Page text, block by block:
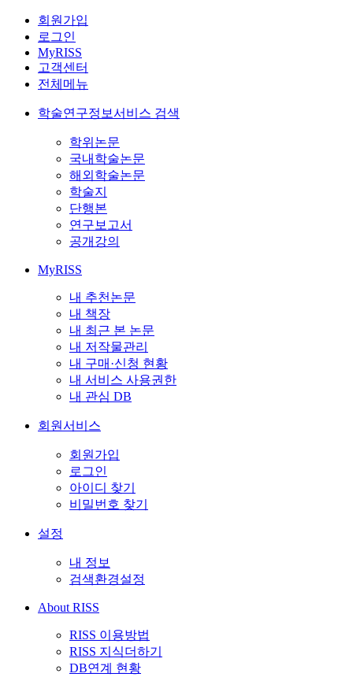
회원가입
로그인
MyRISS
고객센터
전체메뉴
학술연구정보서비스 검색
학위논문
국내학술논문
해외학술논문
학술지
단행본
연구보고서
공개강의
MyRISS
내 추천논문
내 책장
내 최근 본 논문
내 저작물관리
내 구매·신청 현황
내 서비스 사용권한
내 관심 DB
회원서비스
회원가입
로그인
아이디 찾기
비밀번호 찾기
설정
내 정보
검색환경설정
About RISS
RISS 이용방법
RISS 지식더하기
DB연계 현황